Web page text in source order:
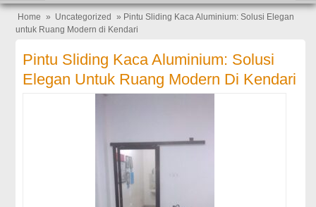
Home » Uncategorized
» Pintu Sliding Kaca Aluminium: Solusi Elegan
untuk Ruang Modern di Kendari
Pintu Sliding Kaca Aluminium: Solusi
Elegan Untuk Ruang Modern Di Kendari